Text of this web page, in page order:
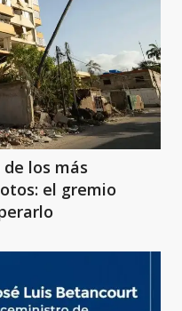
los más
el gremio